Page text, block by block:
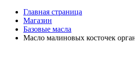
Главная страница
Магазин
Базовые масла
Масло малиновых косточек